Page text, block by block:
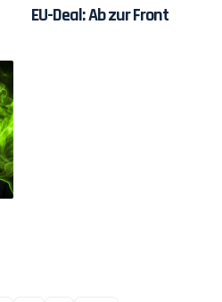
EU-Deal: Ab zur Front